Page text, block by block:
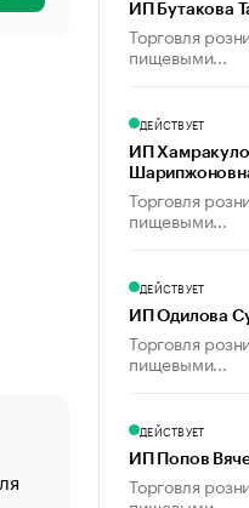
«От спорта тело
ИП Бутакова
Торговля
пищевыми...
ДЕЙСТВУЕТ
ИП
Торговля
пищевыми...
ДЕЙСТВУЕТ
ИП Одилова
Торговля
пищевыми...
ДЕЙСТВУЕТ
ИП Попов
Торговля